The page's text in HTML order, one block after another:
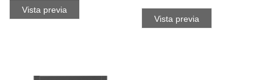
Vista previa
Vista previa